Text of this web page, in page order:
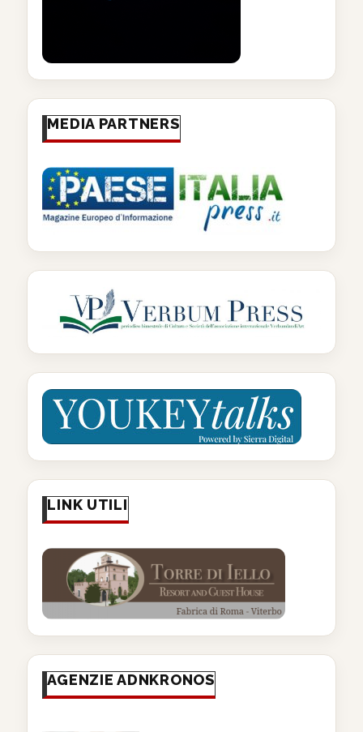
MEDIA PARTNERS
LINK UTILI
AGENZIE ADNKRONOS